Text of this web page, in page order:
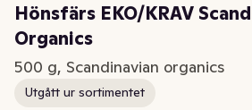
Hönsfärs EKO/KRAV
Organics
500 g, Scandinavian organics
Utgått ur sortimentet